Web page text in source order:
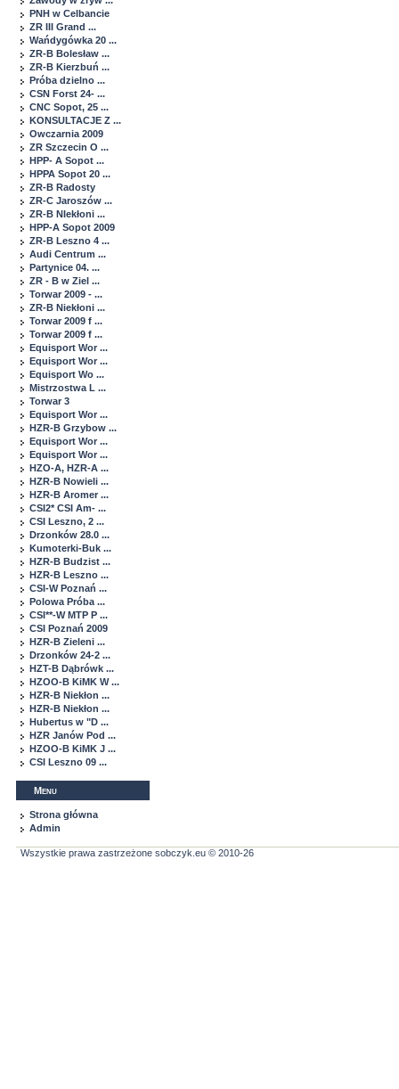
PNH w Celbancie
ZR III Grand ...
Wańdygówka 20 ...
ZR-B Bolesław ...
ZR-B Kierzbuń ...
Próba dzielno ...
CSN Forst 24- ...
CNC Sopot, 25 ...
KONSULTACJE Z ...
Owczarnia 2009
ZR Szczecin O ...
HPP- A Sopot ...
HPPA Sopot 20 ...
ZR-B Radosty
ZR-C Jaroszów ...
ZR-B NIekłoni ...
HPP-A Sopot 2009
ZR-B Leszno 4 ...
Audi Centrum ...
Partynice 04. ...
ZR - B w Ziel ...
Torwar 2009 - ...
ZR-B Niekłoni ...
Torwar 2009 f ...
Torwar 2009 f ...
Equisport Wor ...
Equisport Wor ...
Equisport Wo ...
Mistrzostwa L ...
Torwar 3
Equisport Wor ...
HZR-B Grzybow ...
Equisport Wor ...
Equisport Wor ...
HZO-A, HZR-A ...
HZR-B Nowieli ...
HZR-B Aromer ...
CSI2* CSI Am- ...
CSI Leszno, 2 ...
Drzonków 28.0 ...
Kumoterki-Buk ...
HZR-B Budzist ...
HZR-B Leszno ...
CSI-W Poznań ...
Polowa Próba ...
CSI**-W MTP P ...
CSI Poznań 2009
HZR-B Zieleni ...
Drzonków 24-2 ...
HZT-B Dąbrówk ...
HZOO-B KiMK W ...
HZR-B Niekłon ...
HZR-B Niekłon ...
Hubertus w "D ...
HZR Janów Pod ...
HZOO-B KiMK J ...
CSI Leszno 09 ...
Menu
Strona główna
Admin
Wszystkie prawa zastrzeżone sobczyk.eu © 2010-26